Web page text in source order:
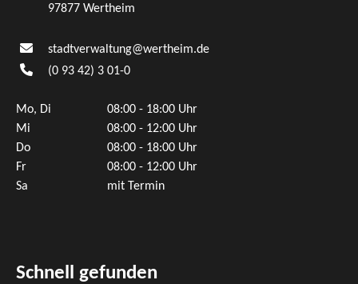
97877 Wertheim
stadtverwaltung@wertheim.de
(0 93 42) 3 01-0
Mo, Di
08:00 - 18:00 Uhr
Mi
08:00 - 12:00 Uhr
Do
08:00 - 18:00 Uhr
Fr
08:00 - 12:00 Uhr
Sa
mit Termin
Schnell gefunden